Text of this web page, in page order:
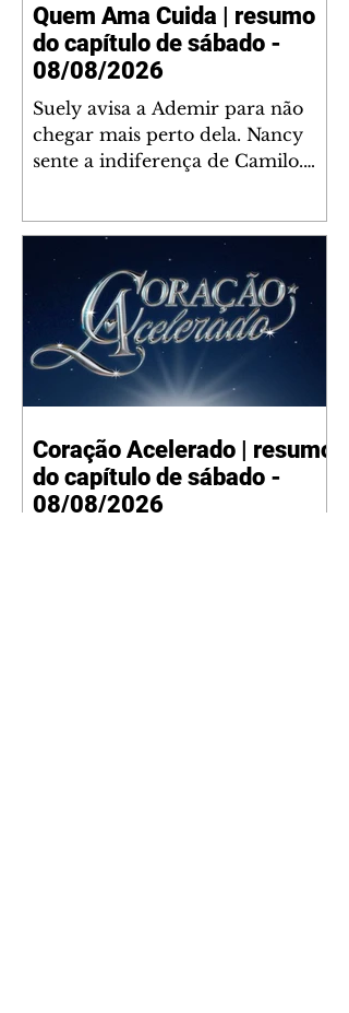
Quem Ama Cuida | resumo
do capítulo de sábado -
08/08/2026
Suely avisa a Ademir para não
chegar mais perto dela. Nancy
sente a indiferença de Camilo.
joalheria. André conta a Pedro
que a associação de advogados
expulsou Ademir. Laurentino
contrata Adriana para servir no
restaurante. Adriana vê Pedro e
Bruna no restaurante. Bruna
provoca Adriana. Dora pede
encontro com Suely. Adriana diz
a Lyris que está feliz trabalhando
no restaurante de Nanc
Coração Acelerado | resumo
do capítulo de sábado -
08/08/2026